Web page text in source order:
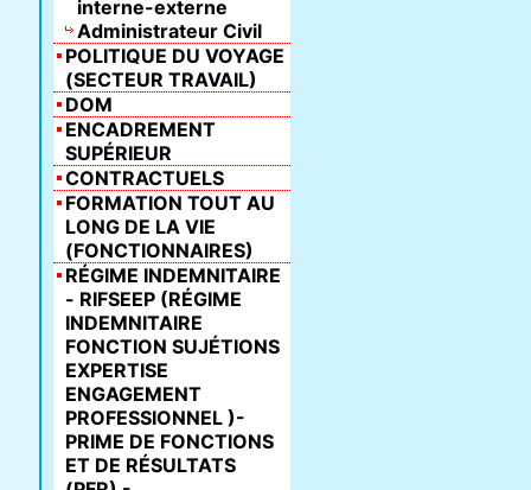
interne-externe
Administrateur Civil
POLITIQUE DU VOYAGE
(SECTEUR TRAVAIL)
DOM
ENCADREMENT
SUPÉRIEUR
CONTRACTUELS
FORMATION TOUT AU
LONG DE LA VIE
(FONCTIONNAIRES)
RÉGIME INDEMNITAIRE
- RIFSEEP (RÉGIME
INDEMNITAIRE
FONCTION SUJÉTIONS
EXPERTISE
ENGAGEMENT
PROFESSIONNEL )-
PRIME DE FONCTIONS
ET DE RÉSULTATS